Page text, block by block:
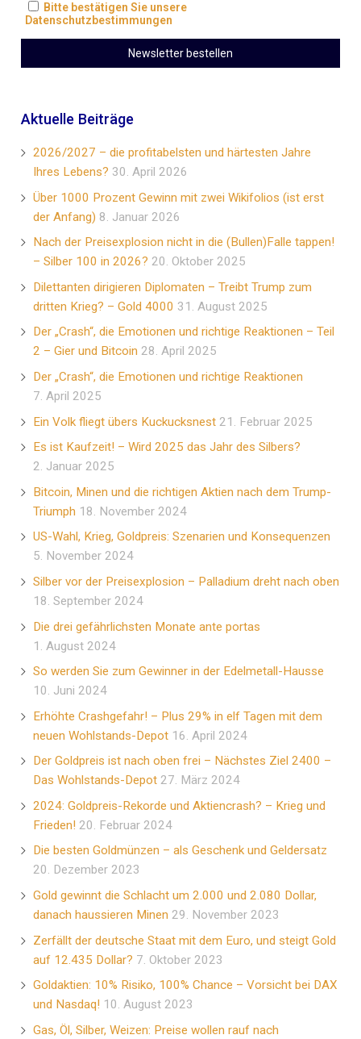
Bitte bestätigen Sie unsere
Datenschutzbestimmungen
Aktuelle Beiträge
2026/2027 – die profitabelsten und härtesten Jahre
Ihres Lebens? 30. April 2026
Über 1000 Prozent Gewinn mit zwei Wikifolios (ist erst
der Anfang) 8. Januar 2026
Nach der Preisexplosion nicht in die (Bullen)Falle tappen!
– Silber 100 in 2026? 20. Oktober 2025
Dilettanten dirigieren Diplomaten – Treibt Trump zum
dritten Krieg? – Gold 4000 31. August 2025
Der „Crash“, die Emotionen und richtige Reaktionen – Teil
2 – Gier und Bitcoin 28. April 2025
Der „Crash“, die Emotionen und richtige Reaktionen
7. April 2025
Ein Volk fliegt übers Kuckucksnest 21. Februar 2025
Es ist Kaufzeit! – Wird 2025 das Jahr des Silbers?
2. Januar 2025
Bitcoin, Minen und die richtigen Aktien nach dem Trump-
Triumph 18. November 2024
US-Wahl, Krieg, Goldpreis: Szenarien und Konsequenzen
5. November 2024
Silber vor der Preisexplosion – Palladium dreht nach oben
18. September 2024
Die drei gefährlichsten Monate ante portas
1. August 2024
So werden Sie zum Gewinner in der Edelmetall-Hausse
10. Juni 2024
Erhöhte Crashgefahr! – Plus 29% in elf Tagen mit dem
neuen Wohlstands-Depot 16. April 2024
Der Goldpreis ist nach oben frei – Nächstes Ziel 2400 –
Das Wohlstands-Depot 27. März 2024
2024: Goldpreis-Rekorde und Aktiencrash? – Krieg und
Frieden! 20. Februar 2024
Die besten Goldmünzen – als Geschenk und Geldersatz
20. Dezember 2023
Gold gewinnt die Schlacht um 2.000 und 2.080 Dollar,
danach haussieren Minen 29. November 2023
Zerfällt der deutsche Staat mit dem Euro, und steigt Gold
auf 12.435 Dollar? 7. Oktober 2023
Goldaktien: 10% Risiko, 100% Chance – Vorsicht bei DAX
und Nasdaq! 10. August 2023
Gas, Öl, Silber, Weizen: Preise wollen rauf nach